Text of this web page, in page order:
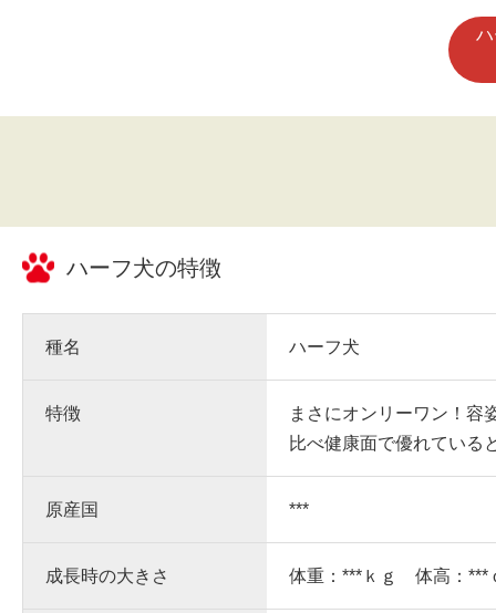
ハーフ犬の特徴
種名 ハーフ犬
特徴
まさにオンリーワン！容
比べ健康面で優れている
原産国 ***
成長時の大きさ 体重：***ｋｇ 体高：***